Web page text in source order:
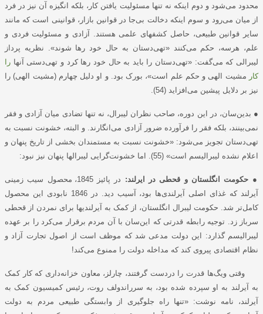
محدود می‌شود و دوم اینکه نه تنها مسئولیت یافتن کار، بلکه انگیزه آن نیز در فرد
از میان می‌رود و سوم اینکه دخالت بی‌جا در قوانین بازار، قوانینی است که مانند
سایر قوانین طبیعی، حاصل کشفهای علمی هستند. آزادی و مسئولیت فردی و
علم، هرسه، حکم می‌کنند «تهی‌دستان به حال خود رها شوند». نظریه پرداز
لیبرالی که می‌گفت: «تهی‌دستان را باید به حال خود رها کرد و تهی‌‌دستی آنها را
کار مشیت الهی و حکم علم است»، بورک بود. و او دلیل چهارم (مشیت الهی) را
نیز بر دلایل پیشین می‌افزاید (54).
● بدین‌سان، در این دوره، صاحب نظران لیبرال، نه تنها تضادی میان آزادی و فقر
نمی‌بینند، بلکه فقر را فرآورده ضرور آزادی می‌انگارند. و البته، خشونت نسبت به
تهی‌دستان تجویز می‌شود: «خشونت نسبت به مستمندان بخشی از تاریخ پنهان و
اعلام نشده لیبرالیسم است» (55). اما خشونت‌گرایی لیبرالها پنهان نیز نبود:
● حکومت انگلستان و قحطی در ایرلند:
در پائیز 1845، محصول سیب زمینی
آیرلند که غذای اصلی آیرلندی‌ها بود، آسیب دید. در 1846 نابودی این محصول
کامل‌تر شد. حکومت لیبرال انگلستان، از کمک به آیرلندیها برای نمردن از قحطی
سرباز زد. توجیه رابطه قدرتی که این‌سان با آن مردم برقرار می‌کرد را بر عهده
لیبرالیسم گذارد: این دولت مدعی شد که موظف است از اصول تجارت آزاد و
نظام اقتصادی پیروی کند که مداخله دولت را ممنوع می‌کند!
وقتی ویگ‌ها قدرت را دردست گرفتند، چارلز، معاون خزانه‌داری که کار کمک
به آیرلند به او سپرده شده بود، به سرراندولف روت، رئیس کمیسیون کمک به
آیرلند، نامه نوشت: «تنها راه جلوگیری از وابستگی طبیعی مردم به دولت